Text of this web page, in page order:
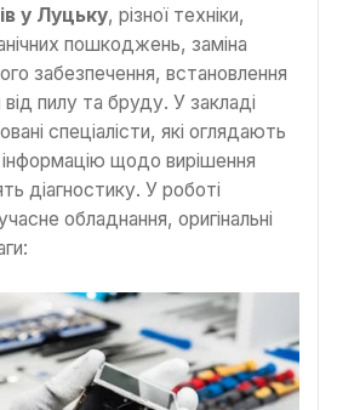
у Луцьку, різної техніки,
пошкоджень, заміна
забезпечення, встановлення
пилу та бруду. У закладі
спеціалісти, які оглядають
щодо вирішення
діагностику. У роботі
обладнання, оригінальні